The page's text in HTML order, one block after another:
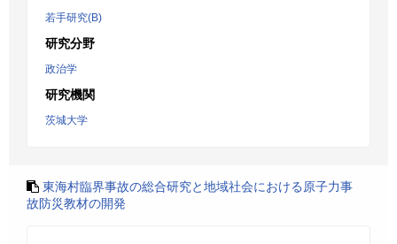
若手研究(B)
研究分野
政治学
研究機関
茨城大学
東海村臨界事故の総合研究と地域社会における原子力事
故防災教材の開発